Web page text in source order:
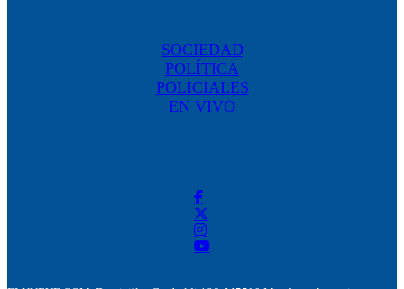
SOCIEDAD
POLÍTICA
POLICIALES
EN VIVO